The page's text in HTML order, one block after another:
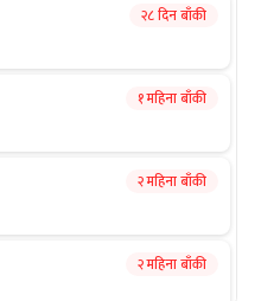
२८ दिन बाँकी
१ महिना बाँकी
२ महिना बाँकी
२ महिना बाँकी